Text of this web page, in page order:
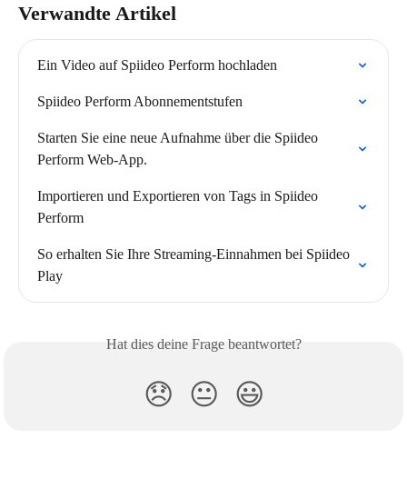
Verwandte Artikel
Ein Video auf Spiideo Perform hochladen
Spiideo Perform Abonnementstufen
Starten Sie eine neue Aufnahme über die Spiideo
Perform Web-App.
Importieren und Exportieren von Tags in Spiideo
Perform
So erhalten Sie Ihre Streaming-Einnahmen bei Spiideo
Play
Hat dies deine Frage beantwortet?
😞 😐 😃